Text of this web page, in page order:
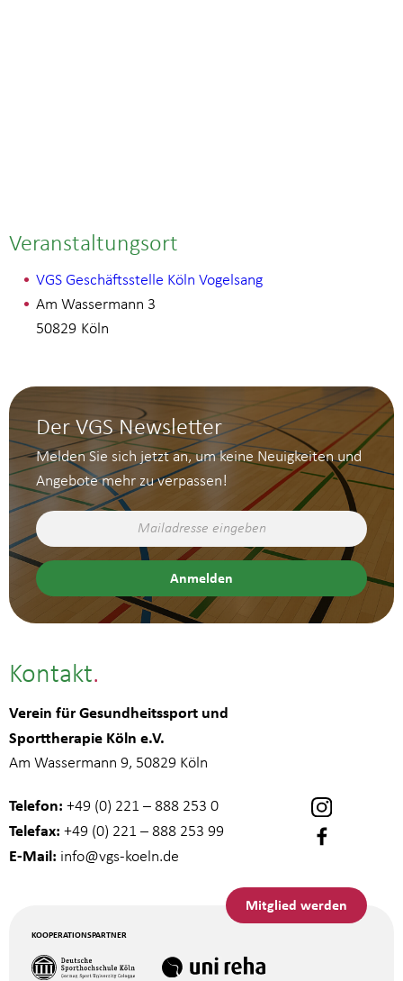
Veranstaltungsort
VGS Geschäftsstelle Köln Vogelsang
Am Wassermann 3
Köln
50829
Der VGS Newsletter
Melden Sie sich jetzt an, um keine Neuigkeiten und
Angebote mehr zu verpassen!
Kontakt
Verein für Gesundheitssport und
Sporttherapie Köln e.V.
Am Wassermann 9, 50829 Köln
Telefon: +49 (0) 221 – 888 253 0
Telefax: +49 (0) 221 – 888 253 99
E-Mail: info@vgs-koeln.de
Mitglied werden
KOOPERATIONSPARTNER